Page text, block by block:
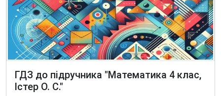
ГДЗ до підручника "Математика 4 клас,
Істер О. С."